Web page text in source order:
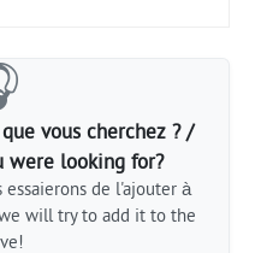
vous cherchez ? /
were looking for?
essaierons de l'ajouter à
will try to add it to the